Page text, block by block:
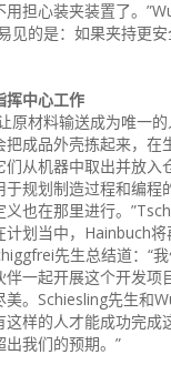
用担心装夹装置了。
见的是：如果夹持更
挥中心工作
原材料输送成为唯一
把成品外壳拣起来，在
们从机器中取出并放入
规划制造过程和编程
义也在那里进行。
计划当中，Hainbuch
先生总结道：“
伴一起开展这个开发项
美。Schiesling先生和
样的人才能成功完成
我们的预期。”